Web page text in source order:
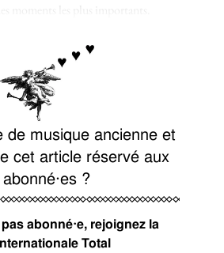
moments les plus importants.
de musique ancienne et
cet article réservé aux
abonné⋅es ?
abonné⋅e, rejoignez la
Total